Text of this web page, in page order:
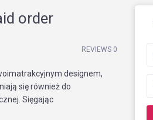
order
REVIEWS 0
designem,
się również do
Sięgając